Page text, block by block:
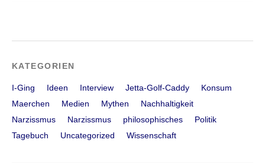
KATEGORIEN
I-Ging Ideen Interview Jetta-Golf-Caddy
Konsum
Maerchen
Medien Mythen
Nachhaltigkeit
Narzissmus
Narzissmus philosophisches
Politik
Tagebuch
Uncategorized Wissenschaft